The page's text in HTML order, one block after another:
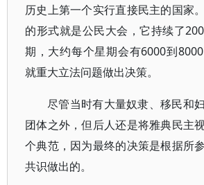
历史上第一个实行直接民主的国家
的形式就是公民大会，它持续了
期，大约每个星期会有6000到
就重大立法问题做出决策。
尽管当时有大量奴隶、移民和
团体之外，但后人还是将雅典民主
个典范，因为最终的决策是根据所
共识做出的。